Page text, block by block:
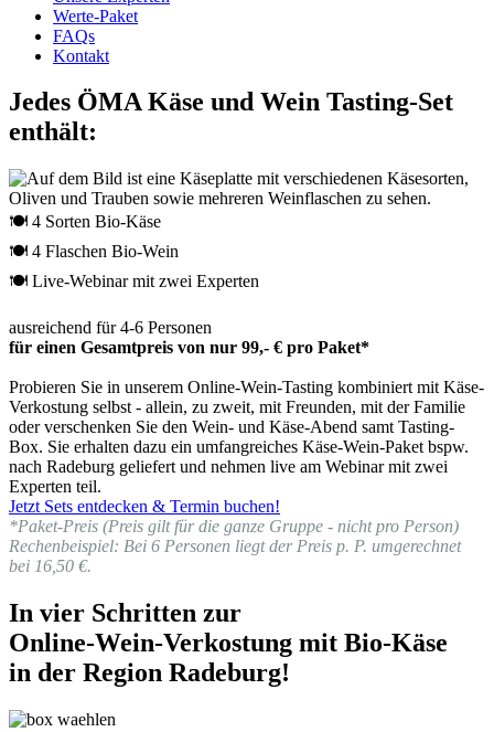
Werte-Paket
FAQs
Kontakt
Jedes ÖMA Käse und Wein Tasting-Set
enthält:
🍽 4 Sorten Bio-Käse
🍽 4 Flaschen Bio-Wein
🍽 Live-Webinar mit zwei Experten
ausreichend für 4-6 Personen
für einen Gesamtpreis von nur 99,- € pro Paket*
Probieren Sie in unserem Online-Wein-Tasting kombiniert mit Käse-
Verkostung selbst - allein, zu zweit, mit Freunden, mit der Familie
oder verschenken Sie den Wein- und Käse-Abend samt Tasting-
Box. Sie erhalten dazu ein umfangreiches Käse-Wein-Paket bspw.
nach Radeburg geliefert und nehmen live am Webinar mit zwei
Experten teil.
Jetzt Sets entdecken & Termin buchen!
*Paket-Preis (Preis gilt für die ganze Gruppe - nicht pro Person)
Rechenbeispiel: Bei 6 Personen liegt der Preis p. P. umgerechnet
bei 16,50 €.
In vier Schritten zur
Online-Wein-Verkostung mit Bio-Käse
in der Region Radeburg!